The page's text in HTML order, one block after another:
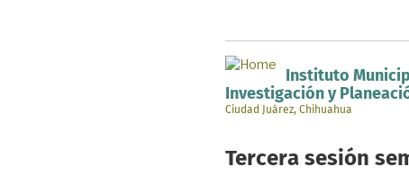
Instituto
Investigación y
Ciudad Juárez, Chihuahua
Tercera sesión